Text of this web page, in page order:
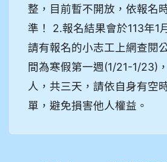
整，目前暫不開放，依報名
準！ 2.報名結果會於113年1
請有報名的小志工上網查閱
間為寒假第一週(1/21-1/23)
人，共三天，請依自身有空
單，避免損害他人權益。